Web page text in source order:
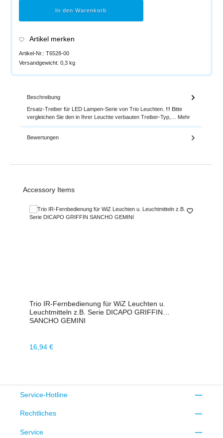
In den Warenkorb
Artikel merken
Artikel-Nr.: T6528-00
Versandgewicht: 0,3 kg
Beschreibung
Ersatz-Treiber für LED Lampen-Serie von Trio Leuchten. !!! Bitte
vergleichen Sie den in Ihrer Leuchte verbauten Treiber-Typ,… Mehr
Bewertungen
Produktgalerie überspringen
Accessory Items
Trio IR-Fernbedienung für WiZ Leuchten u.
Leuchtmitteln z.B. Serie DICAPO GRIFFIN
SANCHO GEMINI
Regulärer Preis:
16,94 €
Service-Hotline
Rechtliches
Service